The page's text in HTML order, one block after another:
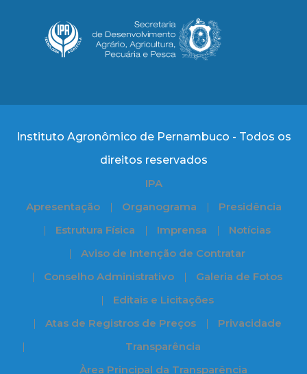
Instituto Agronômico de Pernambuco - Todos os
direitos reservados
IPA
Apresentação
Organograma
Presidência
Estrutura Física
Imprensa
Notícias
Aviso de Intenção de Contratar
Conselho Administrativo
Galeria de Fotos
Editais e Licitações
Atas de Registros de Preços
Privacidade
Transparência
Àrea Principal da Transparência